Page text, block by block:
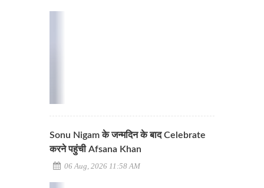
Sonu Nigam के जन्मदिन के बाद Celebrate
करने पहुंची Afsana Khan
06 Aug, 2026 11:58 AM